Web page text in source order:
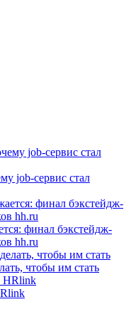
job-сервис стал
финал бэкстейдж-
hh.ru
чтобы им стать